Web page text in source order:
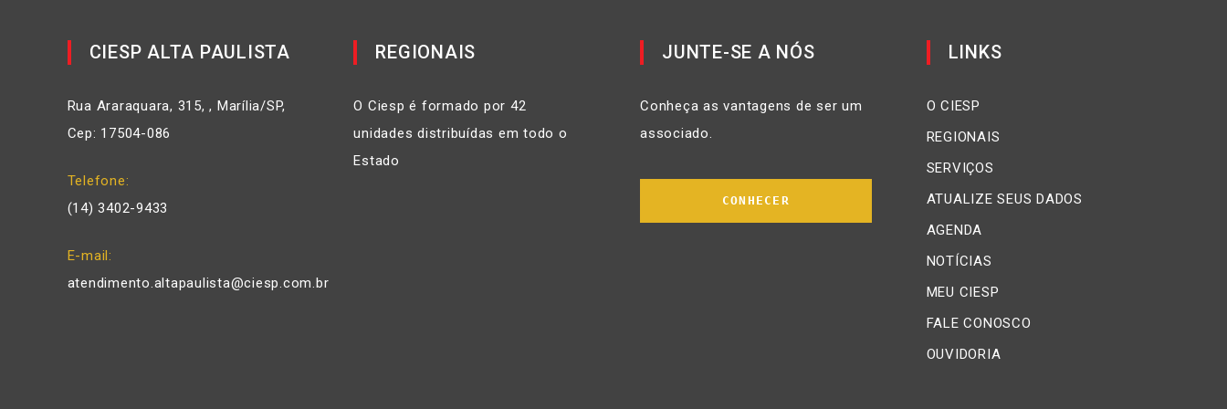
CIESP ALTA PAULISTA
Rua Araraquara, 315, , Marília/SP,
Cep: 17504-086
Telefone
(14) 3402-9433
E-mail
atendimento.altapaulista@ciesp.com.br
REGIONAIS
O Ciesp é formado por 42
unidades distribuídas em todo o
Estado
JUNTE-SE A NÓS
Conheça as vantagens de ser um
associado.
CONHECER
LINKS
O CIESP
REGIONAIS
SERVIÇOS
ATUALIZE SEUS DADOS
AGENDA
NOTÍCIAS
MEU CIESP
FALE CONOSCO
OUVIDORIA